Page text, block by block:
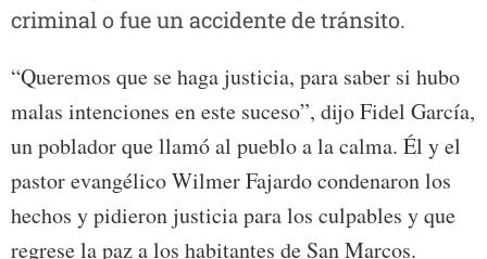
criminal o fue un accidente de tránsito.
“Queremos que se haga justicia, para saber si hubo
malas intenciones en este suceso”, dijo Fidel García,
un poblador que llamó al pueblo a la calma. Él y el
pastor evangélico Wilmer Fajardo condenaron los
hechos y pidieron justicia para los culpables y que
regrese la paz a los habitantes de San Marcos.